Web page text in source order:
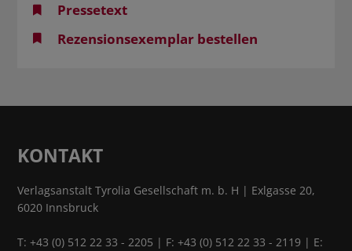
Pressetext
Rezensionsexemplar bestellen
KONTAKT
Verlagsanstalt Tyrolia Gesellschaft m. b. H | Exlgasse 20,
6020 Innsbruck
T:+43 (0) 512 22 33 - 2205 | F: +43 (0) 512 22 33 - 2119 | E: